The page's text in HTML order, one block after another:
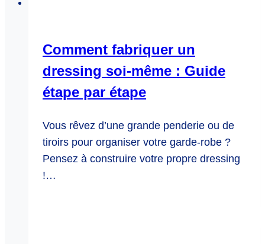
Comment fabriquer un
dressing soi-même : Guide
étape par étape
Vous rêvez d’une grande penderie ou de
tiroirs pour organiser votre garde-robe ?
Pensez à construire votre propre dressing
!…